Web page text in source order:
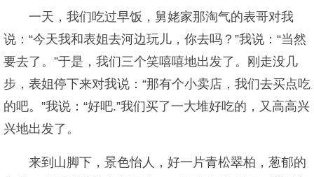
一天，我们吃过早饭，舅姥家那淘气的表哥对我
说：“今天我和表姐去河边玩儿，你去吗？”我说：“当然
要去了。”于是，我们三个笑嘻嘻地出发了。刚走没几
步，表姐停下来对我说：“那有个小卖店，我们去买点吃
的吧。”我说：“好吧.”我们买了一大堆好吃的，又高高兴
兴地出发了。
来到山脚下，景色怡人，好一片青松翠柏，葱郁的